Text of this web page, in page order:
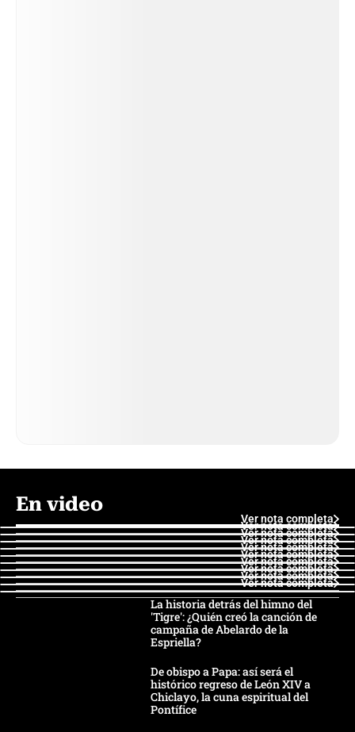
En video
Ver nota completa
Ver nota completa
Ver nota completa
Ver nota completa
Ver nota completa
Ver nota completa
Ver nota completa
Ver nota completa
Ver nota completa
Ver nota completa
La historia detrás del himno del
'Tigre': ¿Quién creó la canción de
campaña de Abelardo de la
Espriella?
De obispo a Papa: así será el
histórico regreso de León XIV a
Chiclayo, la cuna espiritual del
Pontífice